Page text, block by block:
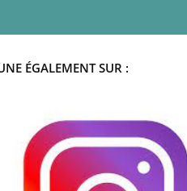
ÉGALEMENT SUR :